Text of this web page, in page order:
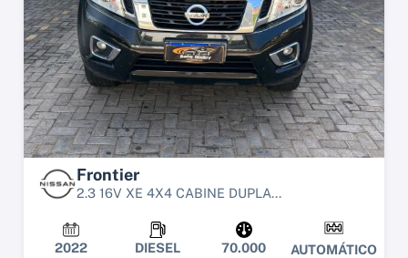
Frontier
2.3 16V XE 4X4 CABINE DUPLA...
2022 DIESEL 70.000 AUTOMÁTICO